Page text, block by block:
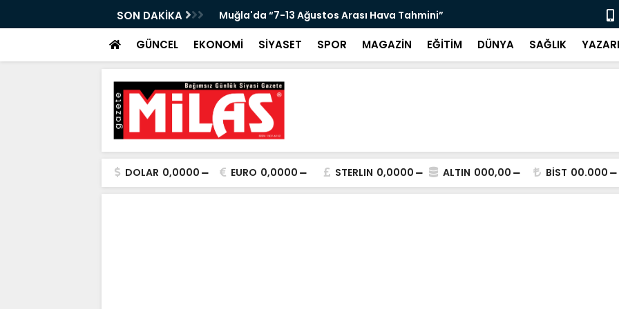
SON DAKİKA
ÖNEMLİ KONUK!” Muğla'da “7-13 Ağustos Arası Hava Tahmini” “Ketenci
GÜNCEL EKONOMİ SİYASET SPOR MAGAZİN EĞİTİM DÜNYA SAĞLIK
DOLAR 0,0000 EURO 0,0000 STERLIN 0,0000 ALTIN 000,00 BİST 00.000